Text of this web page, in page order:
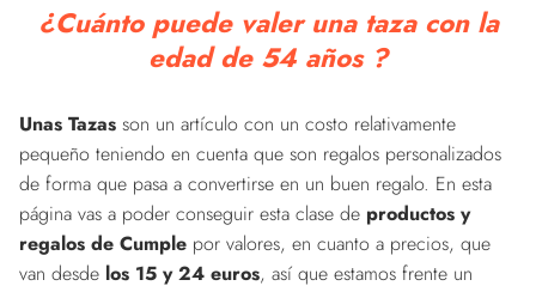
¿Cuánto puede valer una taza con la
edad de 54 años ?
Unas Tazas son un artículo con un costo relativamente
pequeño teniendo en cuenta que son regalos personalizados
de forma que pasa a convertirse en un buen regalo. En esta
página vas a poder conseguir esta clase de productos y
regalos de Cumple por valores, en cuanto a precios, que
van desde los 15 y 24 euros, así que estamos frente un